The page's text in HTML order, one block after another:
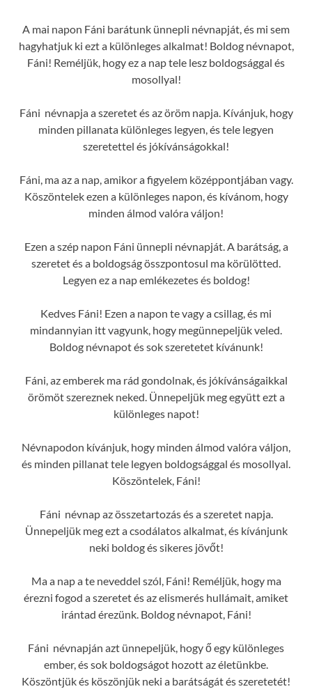
A mai napon Fáni barátunk ünnepli névnapját, és mi sem
hagyhatjuk ki ezt a különleges alkalmat! Boldog névnapot,
Fáni! Reméljük, hogy ez a nap tele lesz boldogsággal és
mosollyal!
Fáni névnapja a szeretet és az öröm napja. Kívánjuk, hogy
minden pillanata különleges legyen, és tele legyen
szeretettel és jókívánságokkal!
Fáni, ma az a nap, amikor a figyelem középpontjában vagy.
Köszöntelek ezen a különleges napon, és kívánom, hogy
minden álmod valóra váljon!
Ezen a szép napon Fáni ünnepli névnapját. A barátság, a
szeretet és a boldogság összpontosul ma körülötted.
Legyen ez a nap emlékezetes és boldog!
Kedves Fáni! Ezen a napon te vagy a csillag, és mi
mindannyian itt vagyunk, hogy megünnepeljük veled.
Boldog névnapot és sok szeretetet kívánunk!
Fáni, az emberek ma rád gondolnak, és jókívánságaikkal
örömöt szereznek neked. Ünnepeljük meg együtt ezt a
különleges napot!
Névnapodon kívánjuk, hogy minden álmod valóra váljon,
és minden pillanat tele legyen boldogsággal és mosollyal.
Köszöntelek, Fáni!
Fáni névnap az összetartozás és a szeretet napja.
Ünnepeljük meg ezt a csodálatos alkalmat, és kívánjunk
neki boldog és sikeres jövőt!
Ma a nap a te neveddel szól, Fáni! Reméljük, hogy ma
érezni fogod a szeretet és az elismerés hullámait, amiket
irántad érezünk. Boldog névnapot, Fáni!
Fáni névnapján azt ünnepeljük, hogy ő egy különleges
ember, és sok boldogságot hozott az életünkbe.
Köszöntjük és köszönjük neki a barátságát és szeretetét!